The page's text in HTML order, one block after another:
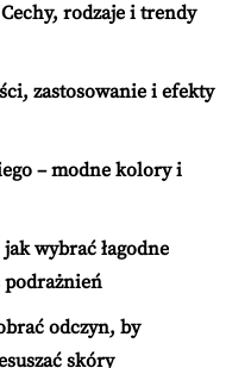
rodzaje i trendy
zastosowanie i efekty
– modne kolory i
wybrać łagodne
odczyn, by
skóry